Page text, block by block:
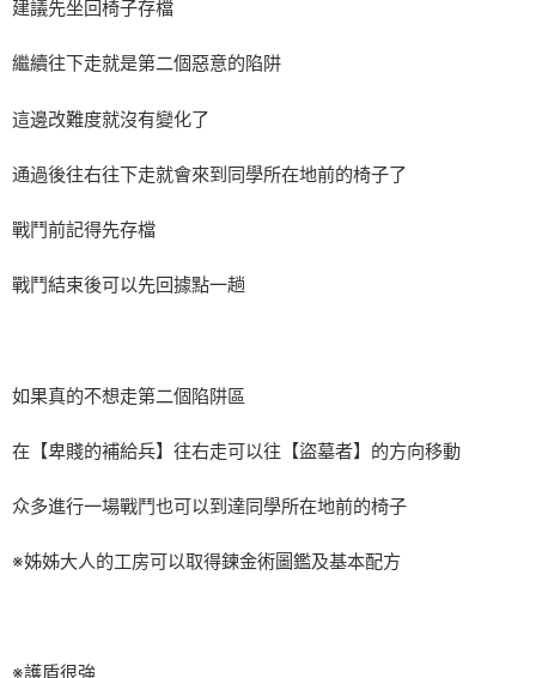
建議先坐回椅子存檔
繼續往下走就是第二個惡意的陷阱
這邊改難度就沒有變化了
通過後往右往下走就會來到同學所在地前的椅子了
戰鬥前記得先存檔
戰鬥結束後可以先回據點一趟
如果真的不想走第二個陷阱區
在【卑賤的補給兵】往右走可以往【盜墓者】的方向移動
众多進行一場戰鬥也可以到達同學所在地前的椅子
※姊姊大人的工房可以取得鍊金術圖鑑及基本配方
※護盾很強